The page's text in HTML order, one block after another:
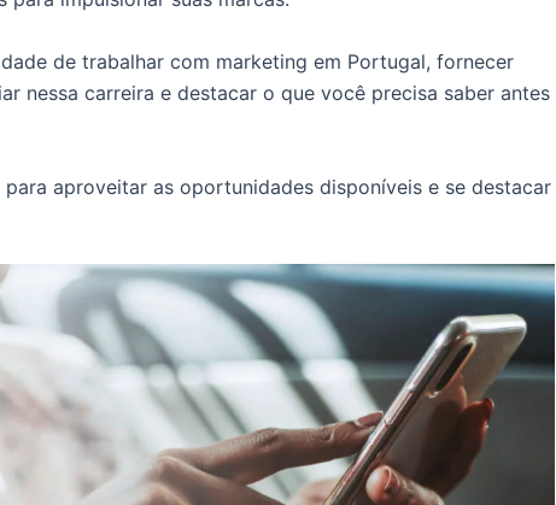
de trabalhar com marketing em Portugal, fornecer
nessa carreira e destacar o que você precisa saber antes
aproveitar as oportunidades disponíveis e se destacar